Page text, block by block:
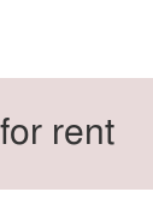
ও পপুলার চয়েজসহ
for rent